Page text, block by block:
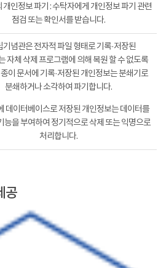
개인정보 파기 : 수탁자에게 개인정보 파기 관련
점검 또는 확인서를 받습니다.
기념관은 전자적 파일 형태로 기록·저장된
자체 삭제 프로그램에 의해 복원 할 수 없도록
이 문서에 기록·저장된 개인정보는 분쇄기로
분쇄하거나 소각하여 파기합니다.
데이터베이스로 저장된 개인정보는 데이터를
능을 부여하여 정기적으로 삭제 또는 익명으로
처리합니다.
공